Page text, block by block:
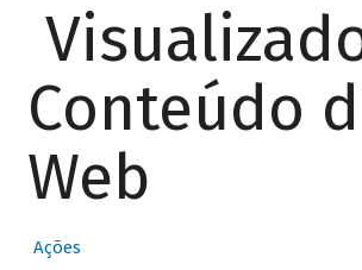
Conteúdo
Web
Ações